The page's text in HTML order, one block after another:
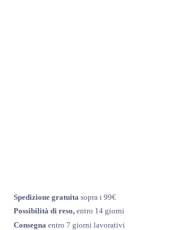
Spedizione gratuita sopra i 99€
Possibilità di reso, entro 14 giorni
Consegna entro 7 giorni lavorativi